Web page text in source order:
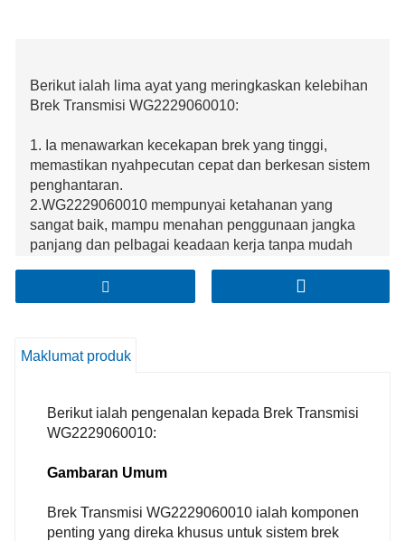
Berikut ialah lima ayat yang meringkaskan kelebihan
Brek Transmisi WG2229060010:
1. Ia menawarkan kecekapan brek yang tinggi,
memastikan nyahpecutan cepat dan berkesan sistem
penghantaran.
2.WG2229060010 mempunyai ketahanan yang
sangat baik, mampu menahan penggunaan jangka
panjang dan pelbagai keadaan kerja tanpa mudah
3. Ia menyediakan kawalan brek yang tepat,
membolehkan pelarasan tepat daya brek untuk
mengekalkan fungsi brek yang stabil, meminimumkan
5. Brek transmisi ini direka bentuk dengan teknologi
canggih, membolehkannya berintegrasi dengan baik
meningkatkan prestasi keseluruhan kenderaan atau
Maklumat produk
Berikut ialah pengenalan kepada Brek Transmisi
WG2229060010:
Gambaran Umum
Brek Transmisi WG2229060010 ialah komponen
penting yang direka khusus untuk sistem brek